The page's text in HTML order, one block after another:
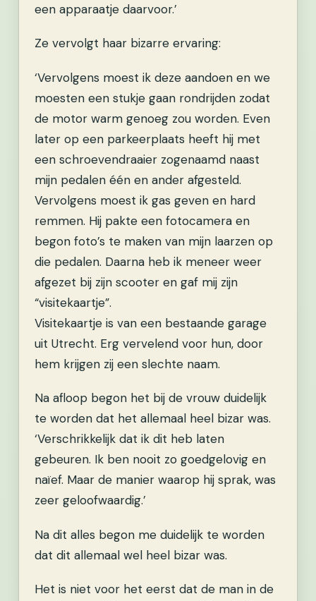
een apparaatje daarvoor.’
Ze vervolgt haar bizarre ervaring:
‘Vervolgens moest ik deze aandoen en we
moesten een stukje gaan rondrijden zodat
de motor warm genoeg zou worden. Even
later op een parkeerplaats heeft hij met
een schroevendraaier zogenaamd naast
mijn pedalen één en ander afgesteld.
Vervolgens moest ik gas geven en hard
remmen. Hij pakte een fotocamera en
begon foto’s te maken van mijn laarzen op
die pedalen. Daarna heb ik meneer weer
afgezet bij zijn scooter en gaf mij zijn
“visitekaartje”.
Visitekaartje is van een bestaande garage
uit Utrecht. Erg vervelend voor hun, door
hem krijgen zij een slechte naam.
Na afloop begon het bij de vrouw duidelijk
te worden dat het allemaal heel bizar was.
‘Verschrikkelijk dat ik dit heb laten
gebeuren. Ik ben nooit zo goedgelovig en
naïef. Maar de manier waarop hij sprak, was
zeer geloofwaardig.’
Na dit alles begon me duidelijk te worden
dat dit allemaal wel heel bizar was.
Het is niet voor het eerst dat de man in de